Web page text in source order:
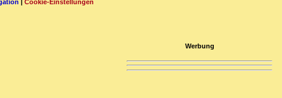
| Cookie-Einstellungen
Werbung